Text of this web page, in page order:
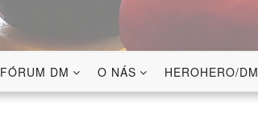
FÓRUM DM O NÁS HEROHERO/DM